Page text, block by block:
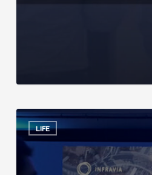
LIFE
Novembre
2025
Journée
annuelle